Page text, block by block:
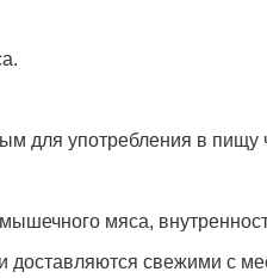
для употребления в пищу
мяса,
доставляются свежими с